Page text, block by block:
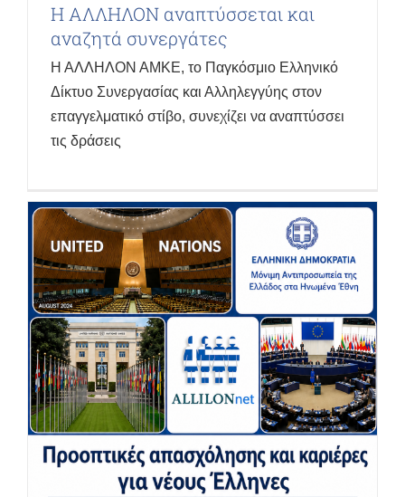
Η ΑΛΛΗΛΟΝ αναπτύσσεται και
αναζητά συνεργάτες
Η ΑΛΛΗΛΟΝ ΑΜΚΕ, το Παγκόσμιο Ελληνικό
Δίκτυο Συνεργασίας και Αλληλεγγύης στον
επαγγελματικό στίβο, συνεχίζει να αναπτύσσει
τις δράσεις